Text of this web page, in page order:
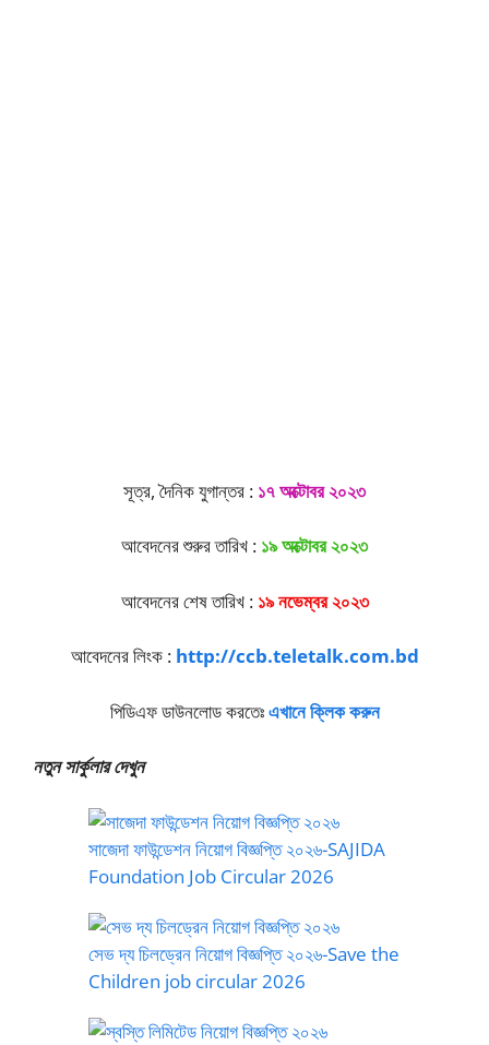
সূত্র, দৈনিক যুগান্তর : ১৭ অক্টোবর ২০২৩
আবেদনের শুরুর তারিখ : ১৯ অক্টোবর ২০২৩
আবেদনের শেষ তারিখ : ১৯ নভেম্বর ২০২৩
আবেদনের লিংক : http://ccb.teletalk.com.bd
পিডিএফ ডাউনলোড করতেঃএখানে ক্লিক করুন
নতুন সার্কুলার দেখুন
সাজেদা ফাউন্ডেশন নিয়োগ বিজ্ঞপ্তি ২০২৬-SAJIDA
Foundation Job Circular 2026
সেভ দ্য চিলড্রেন নিয়োগ বিজ্ঞপ্তি ২০২৬-Save the
Children job circular 2026